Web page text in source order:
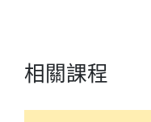
相關課程